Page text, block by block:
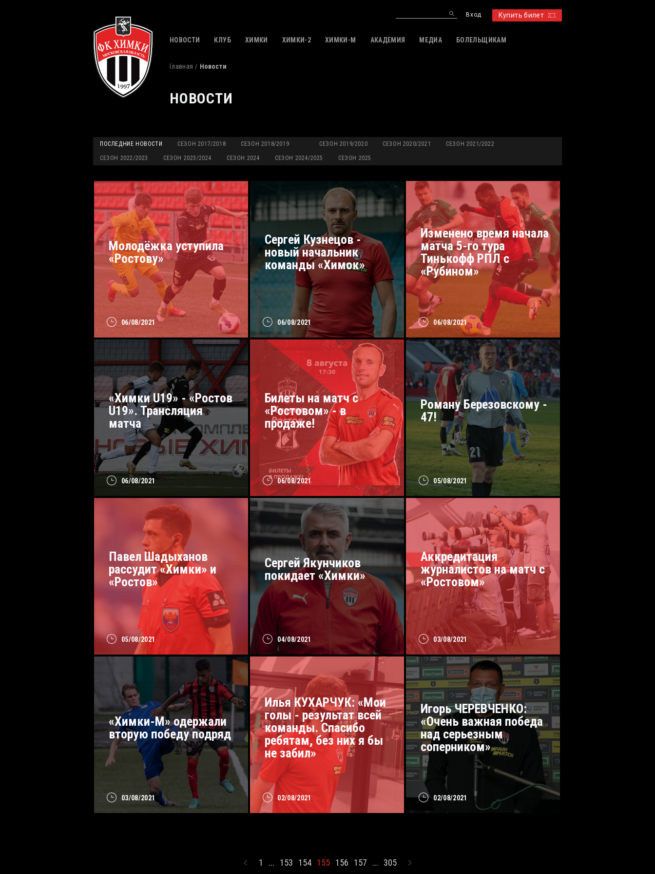
Купить билет
Вход
НОВОСТИ КЛУБ ХИМКИ ХИМКИ-2 ХИМКИ-M АКАДЕМИЯ МЕДИА БОЛЕЛЬЩИКАМ
Главная Новости
НОВОСТИ
ПОСЛЕДНИЕ НОВОСТИ СЕЗОН 2017/2018 СЕЗОН 2018/2019 СЕЗОН 2019/2020 СЕЗОН 2020/2021 СЕЗОН 2021/2022
СЕЗОН 2022/2023 СЕЗОН 2023/2024 СЕЗОН 2024 СЕЗОН 2024/2025 СЕЗОН 2025
06/08/2021
Молодёжка уступила
«Ростову»
06/08/2021
Сергей Кузнецов -
новый начальник
команды «Химок»
06/08/2021
Изменено время начала
матча 5-го тура
Тинькофф РПЛ с
«Рубином»
06/08/2021
«Химки U19» - «Ростов
U19». Трансляция
матча
06/08/2021
Билеты на матч с
«Ростовом» - в
продаже!
05/08/2021
Роману Березовскому -
47!
05/08/2021
Павел Шадыханов
рассудит «Химки» и
«Ростов»
04/08/2021
Сергей Якунчиков
покидает «Химки»
03/08/2021
Аккредитация
журналистов на матч с
«Ростовом»
03/08/2021
«Химки-М» одержали
вторую победу подряд
02/08/2021
Илья КУХАРЧУК: «Мои
голы - результат всей
команды. Спасибо
ребятам, без них я бы
не забил»
02/08/2021
Игорь ЧЕРЕВЧЕНКО:
«Очень важная победа
над серьезным
соперником»
1 ... 153 154 155 156 157 ... 305